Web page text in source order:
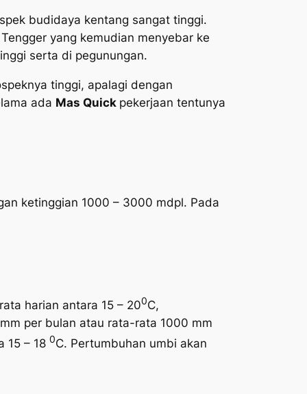
budidaya kentang sangat tinggi.
yang kemudian menyebar ke
serta di pegunungan.
tinggi, apalagi dengan
ada Mas Quick pekerjaan tentunya
ketinggian 1000 – 3000 mdpl. Pada
harian antara 15 – 200C,
per bulan atau rata-rata 1000 mm
15 – 18 0C. Pertumbuhan umbi akan